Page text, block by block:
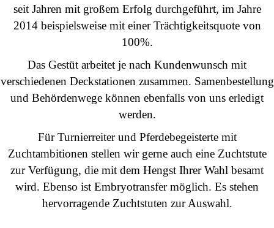
seit Jahren mit großem Erfolg durchgeführt, im Jahre
2014 beispielsweise mit einer Trächtigkeitsquote von
100%.
Das Gestüt arbeitet je nach Kundenwunsch mit
verschiedenen Deckstationen zusammen. Samenbestellung
und Behördenwege können ebenfalls von uns erledigt
werden.
Für Turnierreiter und Pferdebegeisterte mit
Zuchtambitionen stellen wir gerne auch eine Zuchtstute
zur Verfügung, die mit dem Hengst Ihrer Wahl besamt
wird. Ebenso ist Embryotransfer möglich. Es stehen
hervorragende Zuchtstuten zur Auswahl.